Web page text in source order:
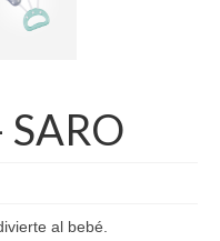
al bebé.